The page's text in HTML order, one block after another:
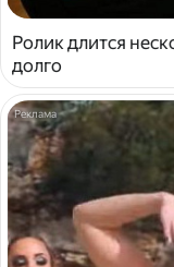
Ролик длится
долго